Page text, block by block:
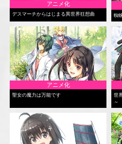
アニメ化
デスマーチからはじまる異世界狂想曲 蜘
アニメ化
聖女の魔力は万能です
世
～